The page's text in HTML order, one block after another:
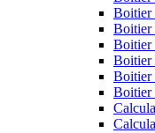
Boitier
Boitier
Boitier
Boitier
Boitier
Boitier